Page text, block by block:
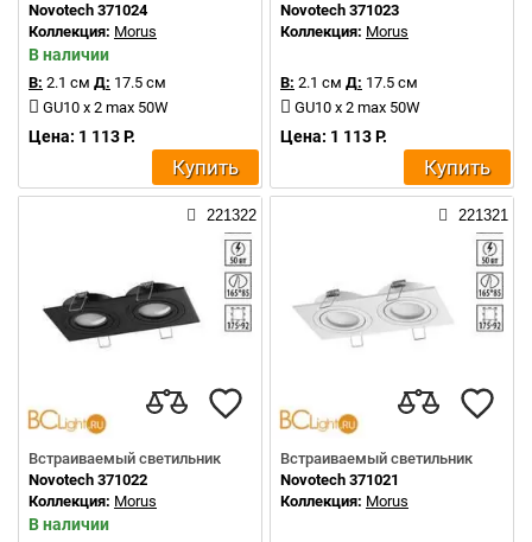
Novotech 371024
Коллекция: Morus
В наличии
В: 2.1 см Д: 17.5 см
GU10 x 2 max 50W
Цена: 1 113 Р.
Купить
Novotech 371023
Коллекция: Morus
В: 2.1 см Д: 17.5 см
GU10 x 2 max 50W
Цена: 1 113 Р.
Купить
221322
Встраиваемый светильник
Novotech 371022
Коллекция: Morus
В наличии
221321
Встраиваемый светильник
Novotech 371021
Коллекция: Morus